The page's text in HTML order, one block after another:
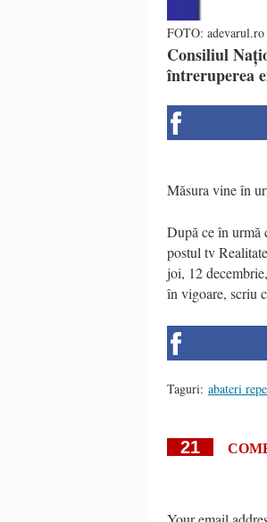
FOTO: adevarul.ro
Consiliul
întreruperea
Măsura vine în
După ce în urmă
postul tv
joi, 12
în vigoare, scriu
Taguri: abateri
21